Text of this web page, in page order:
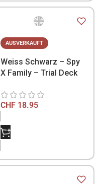
AUSVERKAUFT
Weiss Schwarz – Spy
X Family – Trial Deck
CHF18.95